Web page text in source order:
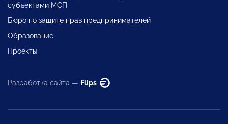
субъектами МСП
Бюро по защите прав предпринимателей
Образование
Проекты
Разработка сайта — Flips